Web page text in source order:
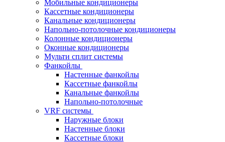
Мобильные кондиционеры
Кассетные кондиционеры
Канальные кондиционеры
Напольно-потолочные кондиционеры
Колонные кондиционеры
Оконные кондиционеры
Мульти сплит системы
Фанкойлы
Настенные фанкойлы
Кассетные фанкойлы
Канальные фанкойлы
Напольно-потолочные
VRF системы
Наружные блоки
Настенные блоки
Кассетные блоки